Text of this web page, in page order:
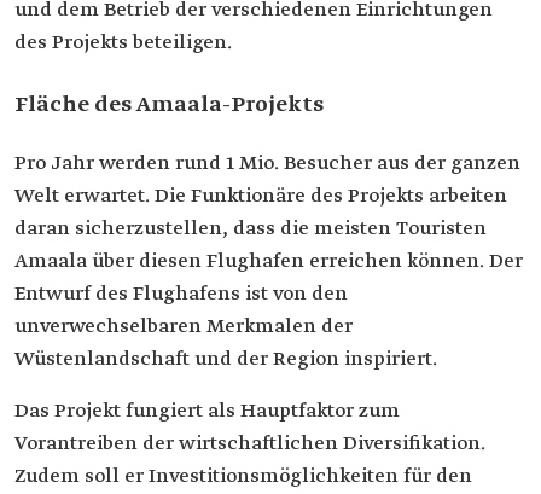
und dem Betrieb der verschiedenen Einrichtungen
des Projekts beteiligen.
Fläche des Amaala-Projekts
Pro Jahr werden rund 1 Mio. Besucher aus der ganzen
Welt erwartet. Die Funktionäre des Projekts arbeiten
daran sicherzustellen, dass die meisten Touristen
Amaala über diesen Flughafen erreichen können. Der
Entwurf des Flughafens ist von den
unverwechselbaren Merkmalen der
Wüstenlandschaft und der Region inspiriert.
Das Projekt fungiert als Hauptfaktor zum
Vorantreiben der wirtschaftlichen Diversifikation.
Zudem soll er Investitionsmöglichkeiten für den